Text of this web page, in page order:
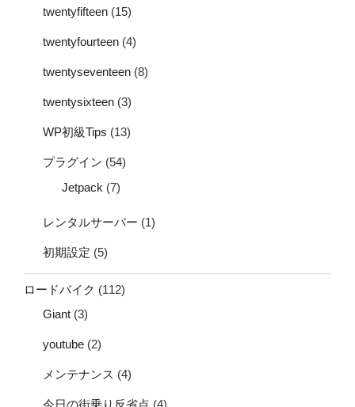
twentyfifteen (15)
twentyfourteen (4)
twentyseventeen (8)
twentysixteen (3)
WP初級Tips (13)
プラグイン (54)
Jetpack (7)
レンタルサーバー (1)
初期設定 (5)
ロードバイク (112)
Giant (3)
youtube (2)
メンテナンス (4)